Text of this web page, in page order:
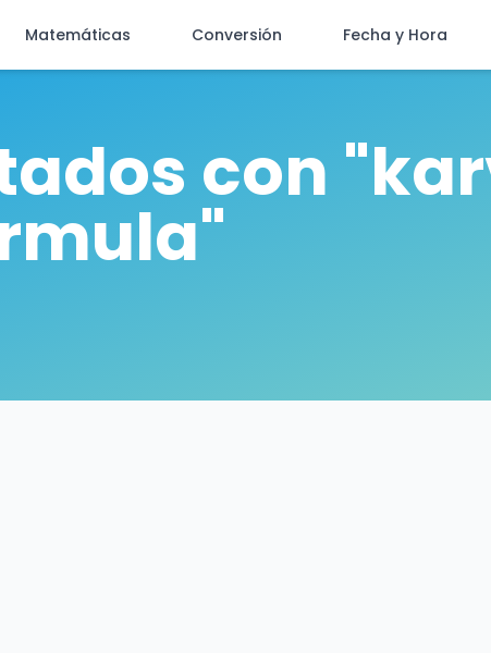
Matemáticas Conversión Fecha y Hora
con